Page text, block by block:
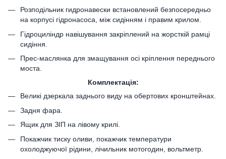
Розподільник гидронавески встановлений безпосередньо
на корпусі гідронасоса, між сидінням і правим крилом.
Гідроциліндр навішування закріплений на жорсткій рамці
сидіння.
Прес-маслянка для змащування осі кріплення переднього
моста.
Комплектація:
Великі дзеркала заднього виду на обертових кронштейнах.
Задня фара.
Ящик для ЗІП на лівому крилі.
Покажчик тиску оливи, покажчик температури
охолоджуючої рідини, лічильник мотогодин, вольтметр.